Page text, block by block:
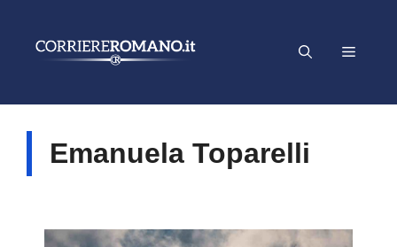
Menu
Emanuela Toparelli